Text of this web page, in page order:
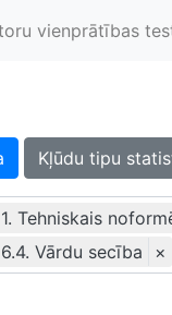
vienprātības
Kļūdu tipu
1. Tehniskais
6.4. Vārdu secība
×